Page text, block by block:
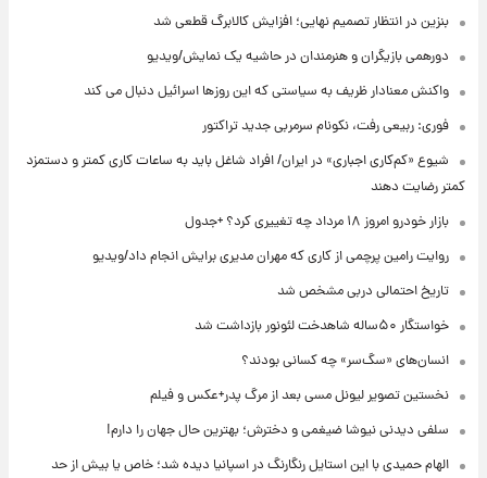
بنزین در انتظار تصمیم نهایی؛ افزایش کالابرگ قطعی شد
دورهمی بازیگران و هنرمندان در حاشیه یک نمایش/ویدیو
واکنش معنادار ظریف به سیاستی که این روزها اسرائیل دنبال می کند
فوری: ربیعی رفت، نکونام سرمربی جدید تراکتور
شیوع «کم‌کاری اجباری» در ایران/ افراد شاغل باید به ساعات کاری کمتر و دستمزد
کمتر رضایت دهند
بازار خودرو امروز ۱۸ مرداد چه تغییری کرد؟ +جدول
روایت رامین پرچمی از کاری که مهران مدیری برایش انجام داد/ویدیو
تاریخ احتمالی دربی مشخص شد
خواستگار ۵۰ساله شاهدخت لئونور بازداشت شد
انسان‌های «سگ‌سر» چه کسانی بودند؟
نخستین تصویر لیونل مسی بعد از مرگ پدر+عکس و فیلم
سلفی دیدنی نیوشا ضیغمی و دخترش؛ بهترین حال جهان را دارم!
الهام حمیدی با این استایل رنگارنگ در اسپانیا دیده شد؛ خاص یا بیش از حد